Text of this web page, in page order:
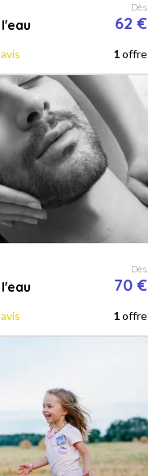
Dès
62 €
1offre
Dès
70 €
1offre